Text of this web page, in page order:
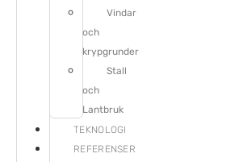
Vindar
och
krypgrunder
Stall
och
Lantbruk
TEKNOLOGI
REFERENSER